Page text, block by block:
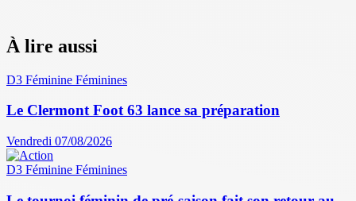
À lire aussi
D3 Féminine Féminines
Le Clermont Foot 63 lance sa préparation
Vendredi 07/08/2026
D3 Féminine Féminines